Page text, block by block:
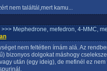
nem találtál,mert kamu...
>>> Mephedrone, mefedron, 4-MMC,
nem feltétlen írnám alá. Az
bizonyos dolgokat máshogy
után (egy ideig), de mefinél ez